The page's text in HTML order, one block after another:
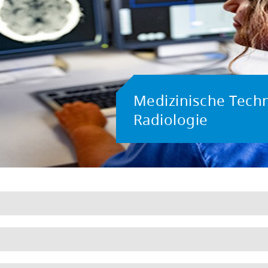
Medizinische
Radiologie